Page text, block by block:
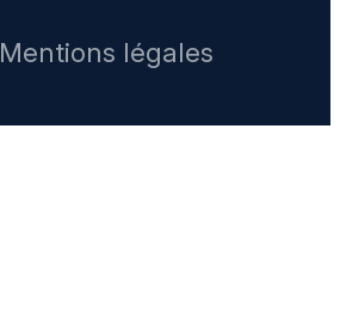
Mentions légales